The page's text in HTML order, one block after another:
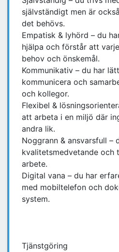
självständigt men är
det behövs.
Empatisk & lyhörd – du
hjälpa och förstår att
behov och önskemål.
Kommunikativ – du har
kommunicera och
och kollegor.
Flexibel &
att arbeta i en miljö där
andra lik.
Noggrann & ansvarsfull –
kvalitetsmedvetande och
arbete.
Digital vana – du har
med mobiltelefon och
system.
Tjänstgöring